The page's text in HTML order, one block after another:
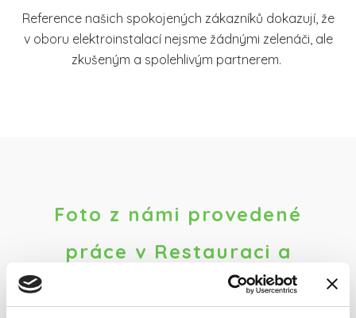
Reference našich spokojených zákazníků dokazují, že
v oboru elektroinstalací nejsme žádnými zelenáči, ale
zkušeným a spolehlivým partnerem.
Foto z námi provedené
práce v Restauraci a
Vinařství Salabka Praha 7